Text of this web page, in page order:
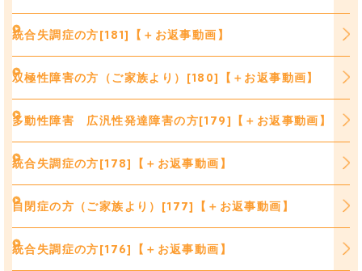
統合失調症の方[181]【＋お返事動画】
双極性障害の方（ご家族より）[180]【＋お返事動画】
多動性障害 広汎性発達障害の方[179]【＋お返事動画】
統合失調症の方[178]【＋お返事動画】
自閉症の方（ご家族より）[177]【＋お返事動画】
統合失調症の方[176]【＋お返事動画】